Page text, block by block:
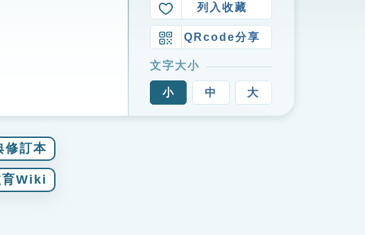
列入收藏
QRcode分享
文字大小
小 中 大
修訂本
育Wiki